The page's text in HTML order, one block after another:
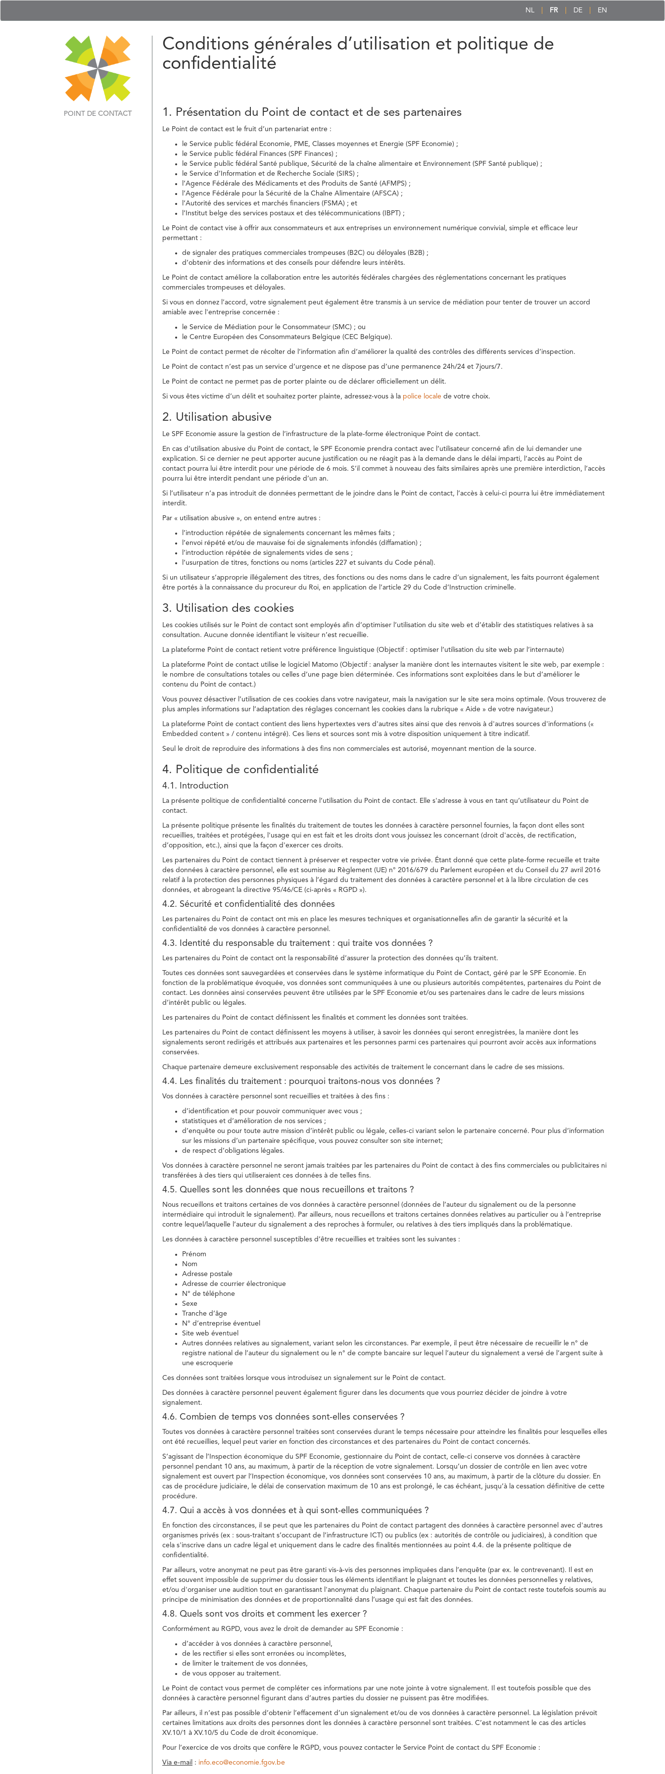
NL FR DE EN
POINT DE CONTACT
Conditions générales d’utilisation et politique de
confidentialité
1. Présentation du Point de contact et de ses partenaires
Le Point de contact est le fruit d’un partenariat entre :
le Service public fédéral Economie, PME, Classes moyennes et Energie (SPF Economie) ;
le Service public fédéral Finances (SPF Finances) ;
le Service public fédéral Santé publique, Sécurité de la chaîne alimentaire et Environnement (SPF Santé publique) ;
le Service d’Information et de Recherche Sociale (SIRS) ;
l’Agence Fédérale des Médicaments et des Produits de Santé (AFMPS) ;
l’Agence Fédérale pour la Sécurité de la Chaîne Alimentaire (AFSCA) ;
l’Autorité des services et marchés financiers (FSMA) ; et
l’Institut belge des services postaux et des télécommunications (IBPT) ;
Le Point de contact vise à offrir aux consommateurs et aux entreprises un environnement numérique convivial, simple et efficace leur
permettant :
de signaler des pratiques commerciales trompeuses (B2C) ou déloyales (B2B) ;
d’obtenir des informations et des conseils pour défendre leurs intérêts.
Le Point de contact améliore la collaboration entre les autorités fédérales chargées des réglementations concernant les pratiques
commerciales trompeuses et déloyales.
Si vous en donnez l’accord, votre signalement peut également être transmis à un service de médiation pour tenter de trouver un accord
amiable avec l'entreprise concernée :
le Service de Médiation pour le Consommateur (SMC) ; ou
le Centre Européen des Consommateurs Belgique (CEC Belgique).
Le Point de contact permet de récolter de l’information afin d’améliorer la qualité des contrôles des différents services d’inspection.
Le Point de contact n’est pas un service d’urgence et ne dispose pas d’une permanence 24h/24 et 7jours/7.
Le Point de contact ne permet pas de porter plainte ou de déclarer officiellement un délit.
Si vous êtes victime d’un délit et souhaitez porter plainte, adressez-vous à la police locale de votre choix.
2. Utilisation abusive
Le SPF Economie assure la gestion de l’infrastructure de la plate-forme électronique Point de contact.
En cas d’utilisation abusive du Point de contact, le SPF Economie prendra contact avec l’utilisateur concerné afin de lui demander une
explication. Si ce dernier ne peut apporter aucune justification ou ne réagit pas à la demande dans le délai imparti, l’accès au Point de
contact pourra lui être interdit pour une période de 6 mois. S’il commet à nouveau des faits similaires après une première interdiction, l’accès
pourra lui être interdit pendant une période d’un an.
Si l’utilisateur n’a pas introduit de données permettant de le joindre dans le Point de contact, l’accès à celui-ci pourra lui être immédiatement
interdit.
Par « utilisation abusive », on entend entre autres :
l’introduction répétée de signalements concernant les mêmes faits ;
l’envoi répété et/ou de mauvaise foi de signalements infondés (diffamation) ;
l’introduction répétée de signalements vides de sens ;
l’usurpation de titres, fonctions ou noms (articles 227 et suivants du Code pénal).
Si un utilisateur s’approprie illégalement des titres, des fonctions ou des noms dans le cadre d’un signalement, les faits pourront également
être portés à la connaissance du procureur du Roi, en application de l’article 29 du Code d’Instruction criminelle.
3. Utilisation des cookies
Les cookies utilisés sur le Point de contact sont employés afin d’optimiser l’utilisation du site web et d’établir des statistiques relatives à sa
consultation. Aucune donnée identifiant le visiteur n’est recueillie.
La plateforme Point de contact retient votre préférence linguistique (Objectif : optimiser l’utilisation du site web par l’internaute)
La plateforme Point de contact utilise le logiciel Matomo (Objectif : analyser la manière dont les internautes visitent le site web, par exemple :
le nombre de consultations totales ou celles d’une page bien déterminée. Ces informations sont exploitées dans le but d’améliorer le
contenu du Point de contact.)
Vous pouvez désactiver l’utilisation de ces cookies dans votre navigateur, mais la navigation sur le site sera moins optimale. (Vous trouverez de
plus amples informations sur l’adaptation des réglages concernant les cookies dans la rubrique « Aide » de votre navigateur.)
La plateforme Point de contact contient des liens hypertextes vers d'autres sites ainsi que des renvois à d'autres sources d'informations («
Embedded content » / contenu intégré). Ces liens et sources sont mis à votre disposition uniquement à titre indicatif.
Seul le droit de reproduire des informations à des fins non commerciales est autorisé, moyennant mention de la source.
4. Politique de confidentialité
4.1. Introduction
La présente politique de confidentialité concerne l’utilisation du Point de contact. Elle s'adresse à vous en tant qu’utilisateur du Point de
contact.
La présente politique présente les finalités du traitement de toutes les données à caractère personnel fournies, la façon dont elles sont
recueillies, traitées et protégées, l'usage qui en est fait et les droits dont vous jouissez les concernant (droit d'accès, de rectification,
d’opposition, etc.), ainsi que la façon d'exercer ces droits.
Les partenaires du Point de contact tiennent à préserver et respecter votre vie privée. Étant donné que cette plate-forme recueille et traite
des données à caractère personnel, elle est soumise au Règlement (UE) n° 2016/679 du Parlement européen et du Conseil du 27 avril 2016
relatif à la protection des personnes physiques à l’égard du traitement des données à caractère personnel et à la libre circulation de ces
données, et abrogeant la directive 95/46/CE (ci-après « RGPD »).
4.2. Sécurité et confidentialité des données
Les partenaires du Point de contact ont mis en place les mesures techniques et organisationnelles afin de garantir la sécurité et la
confidentialité de vos données à caractère personnel.
4.3. Identité du responsable du traitement : qui traite vos données ?
Les partenaires du Point de contact ont la responsabilité d’assurer la protection des données qu’ils traitent.
Toutes ces données sont sauvegardées et conservées dans le système informatique du Point de Contact, géré par le SPF Economie. En
fonction de la problématique évoquée, vos données sont communiquées à une ou plusieurs autorités compétentes, partenaires du Point de
contact. Les données ainsi conservées peuvent être utilisées par le SPF Economie et/ou ses partenaires dans le cadre de leurs missions
d’intérêt public ou légales.
Les partenaires du Point de contact définissent les finalités et comment les données sont traitées.
Les partenaires du Point de contact définissent les moyens à utiliser, à savoir les données qui seront enregistrées, la manière dont les
signalements seront redirigés et attribués aux partenaires et les personnes parmi ces partenaires qui pourront avoir accès aux informations
conservées.
Chaque partenaire demeure exclusivement responsable des activités de traitement le concernant dans le cadre de ses missions.
4.4. Les finalités du traitement : pourquoi traitons-nous vos données ?
Vos données à caractère personnel sont recueillies et traitées à des fins :
d’identification et pour pouvoir communiquer avec vous ;
statistiques et d’amélioration de nos services ;
d’enquête ou pour toute autre mission d’intérêt public ou légale, celles-ci variant selon le partenaire concerné. Pour plus d’information
sur les missions d’un partenaire spécifique, vous pouvez consulter son site internet;
de respect d’obligations légales.
Vos données à caractère personnel ne seront jamais traitées par les partenaires du Point de contact à des fins commerciales ou publicitaires ni
transférées à des tiers qui utiliseraient ces données à de telles fins.
4.5. Quelles sont les données que nous recueillons et traitons ?
Nous recueillons et traitons certaines de vos données à caractère personnel (données de l’auteur du signalement ou de la personne
intermédiaire qui introduit le signalement). Par ailleurs, nous recueillons et traitons certaines données relatives au particulier ou à l’entreprise
contre lequel/laquelle l’auteur du signalement a des reproches à formuler, ou relatives à des tiers impliqués dans la problématique.
Les données à caractère personnel susceptibles d’être recueillies et traitées sont les suivantes :
Prénom
Nom
Adresse postale
Adresse de courrier électronique
N° de téléphone
Sexe
Tranche d’âge
N° d’entreprise éventuel
Site web éventuel
Autres données relatives au signalement, variant selon les circonstances. Par exemple, il peut être nécessaire de recueillir le n° de
registre national de l’auteur du signalement ou le n° de compte bancaire sur lequel l’auteur du signalement a versé de l’argent suite à
une escroquerie
Ces données sont traitées lorsque vous introduisez un signalement sur le Point de contact.
Des données à caractère personnel peuvent également figurer dans les documents que vous pourriez décider de joindre à votre
signalement.
4.6. Combien de temps vos données sont-elles conservées ?
Toutes vos données à caractère personnel traitées sont conservées durant le temps nécessaire pour atteindre les finalités pour lesquelles elles
ont été recueillies, lequel peut varier en fonction des circonstances et des partenaires du Point de contact concernés.
S’agissant de l’Inspection économique du SPF Economie, gestionnaire du Point de contact, celle-ci conserve vos données à caractère
personnel pendant 10 ans, au maximum, à partir de la réception de votre signalement. Lorsqu’un dossier de contrôle en lien avec votre
signalement est ouvert par l’Inspection économique, vos données sont conservées 10 ans, au maximum, à partir de la clôture du dossier. En
cas de procédure judiciaire, le délai de conservation maximum de 10 ans est prolongé, le cas échéant, jusqu’à la cessation définitive de cette
procédure.
4.7. Qui a accès à vos données et à qui sont-elles communiquées ?
En fonction des circonstances, il se peut que les partenaires du Point de contact partagent des données à caractère personnel avec d'autres
organismes privés (ex : sous-traitant s’occupant de l’infrastructure ICT) ou publics (ex : autorités de contrôle ou judiciaires), à condition que
cela s'inscrive dans un cadre légal et uniquement dans le cadre des finalités mentionnées au point 4.4. de la présente politique de
confidentialité.
Par ailleurs, votre anonymat ne peut pas être garanti vis-à-vis des personnes impliquées dans l’enquête (par ex. le contrevenant). Il est en
effet souvent impossible de supprimer du dossier tous les éléments identifiant le plaignant et toutes les données personnelles y relatives,
et/ou d'organiser une audition tout en garantissant l'anonymat du plaignant. Chaque partenaire du Point de contact reste toutefois soumis au
principe de minimisation des données et de proportionnalité dans l’usage qui est fait des données.
4.8. Quels sont vos droits et comment les exercer ?
Conformément au RGPD, vous avez le droit de demander au SPF Economie :
d’accéder à vos données à caractère personnel,
de les rectifier si elles sont erronées ou incomplètes,
de limiter le traitement de vos données,
de vous opposer au traitement.
Le Point de contact vous permet de compléter ces informations par une note jointe à votre signalement. Il est toutefois possible que des
données à caractère personnel figurant dans d’autres parties du dossier ne puissent pas être modifiées.
Par ailleurs, il n’est pas possible d’obtenir l’effacement d’un signalement et/ou de vos données à caractère personnel. La législation prévoit
certaines limitations aux droits des personnes dont les données à caractère personnel sont traitées. C’est notamment le cas des articles
XV.10/1 à XV.10/5 du Code de droit économique.
Pour l’exercice de vos droits que confère le RGPD, vous pouvez contacter le Service Point de contact du SPF Economie :
Via e-mail : info.eco@economie.fgov.be